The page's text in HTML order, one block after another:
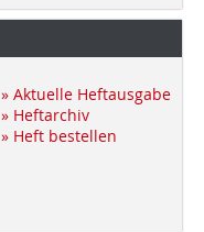
» Aktuelle Heftausgabe
» Heftarchiv
» Heft bestellen